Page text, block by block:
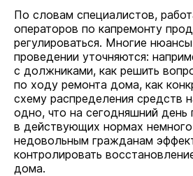
По словам специалистов,
операторов по капремонту
регулироваться. Многие
проведении уточняются:
с должниками, как решить
по ходу ремонта дома, как
схему распределения средств
одно, что на сегодняшний день
в действующих нормах
недовольным гражданам
контролировать
дома.